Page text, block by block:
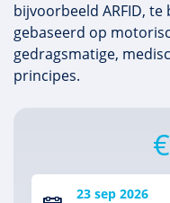
bijvoorbeeld ARFID,
gebaseerd op
gedragsmatige,
principes.
23 sep 2026